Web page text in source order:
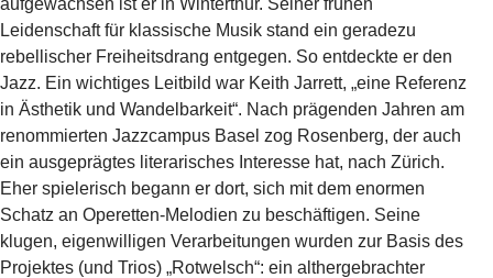
aufgewachsen ist er in Winterthur. Seiner frühen
Leidenschaft für klassische Musik stand ein geradezu
rebellischer Freiheitsdrang entgegen. So entdeckte er den
Jazz. Ein wichtiges Leitbild war Keith Jarrett, „eine Referenz
in Ästhetik und Wandelbarkeit“. Nach prägenden Jahren am
renommierten Jazzcampus Basel zog Rosenberg, der auch
ein ausgeprägtes literarisches Interesse hat, nach Zürich.
Eher spielerisch begann er dort, sich mit dem enormen
Schatz an Operetten-Melodien zu beschäftigen. Seine
klugen, eigenwilligen Verarbeitungen wurden zur Basis des
Projektes (und Trios) „Rotwelsch“: ein althergebrachter